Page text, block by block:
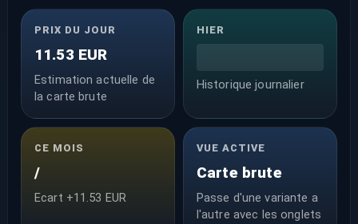
PRIX DU JOUR
11.53 EUR
Estimation actuelle de
la carte brute
HIER
Historique journalier
CE MOIS
/
Ecart +11.53 EUR
VUE ACTIVE
Carte brute
Passe d'une variante a
l'autre avec les onglets